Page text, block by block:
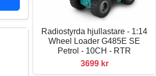
Radiostyrda hjullastare - 1:14
Wheel Loader G485E SE
Petrol - 10CH - RTR
3699 kr